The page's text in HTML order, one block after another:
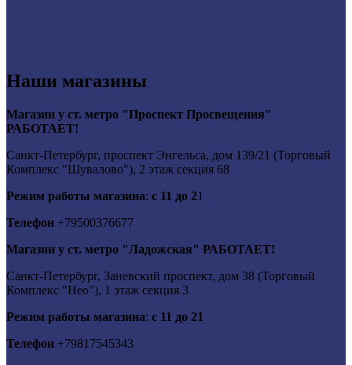
Наши магазины
Магазин у ст. метро "Проспект Просвещения"
РАБОТАЕТ!
Санкт-Петербург, проспект Энгельса, дом 139/21 (Торговый
Комплекс "Шувалово"), 2 этаж секция 68
Режим работы магазина: с 11 до 21
Телефон +79500376677
Магазин у ст. метро "Ладожская" РАБОТАЕТ!
Санкт-Петербург, Заневский проспект, дом 38 (Торговый
Комплекс "Нео"), 1 этаж секция 3
Режим работы магазина: с 11 до 21
Телефон +79817545343